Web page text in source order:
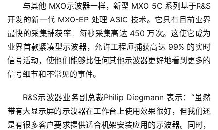
首
页
闻
资
与其他 MXO示波器一样，新型 MXO 5C 系列基于R&S
开发的新一代 MXO-EP 处理 ASIC 技术。它具有目前业界
最快的采集捕获率，每秒采集高达 450 万次。这使它成为
业界首款紧凑型示波器，允许工程师捕获高达 99% 的实时
信号活动，使他们能够比任何其他示波器更好地看到更多的
信号细节和不常见的事件。
R&S示波器业务副总裁Philip Diegmann 表示：“虽然
带有大显示屏的示波器在工作台上使用效果很好，但我们还
是有很多客户要求提供适合机架安装应用的示波器。同时，